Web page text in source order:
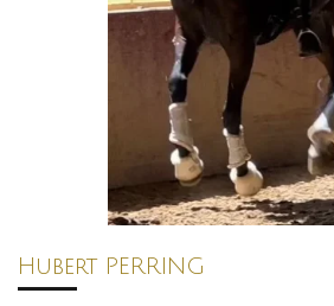
Hubert PERRING